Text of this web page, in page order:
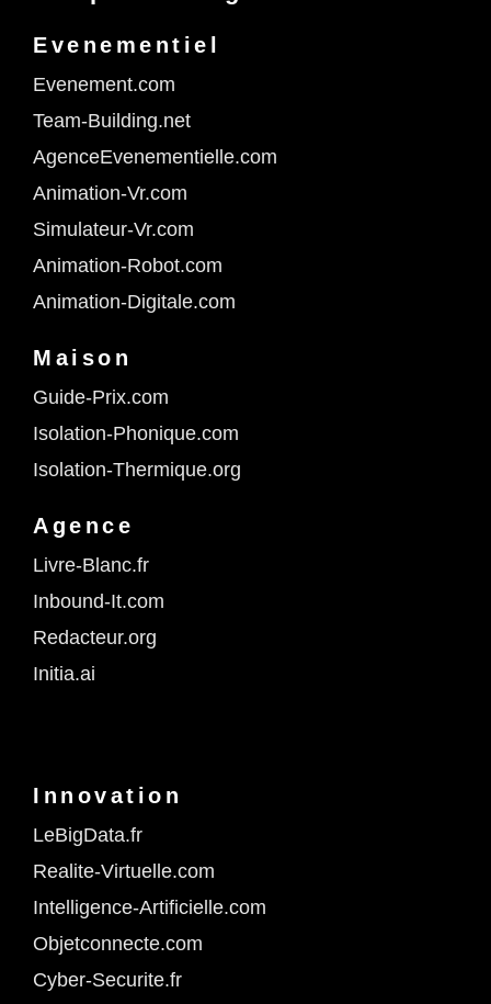
Evenementiel
Evenement.com
Team-Building.net
AgenceEvenementielle.com
Animation-Vr.com
Simulateur-Vr.com
Animation-Robot.com
Animation-Digitale.com
Maison
Guide-Prix.com
Isolation-Phonique.com
Isolation-Thermique.org
Agence
Livre-Blanc.fr
Inbound-It.com
Redacteur.org
Initia.ai
Innovation
LeBigData.fr
Realite-Virtuelle.com
Intelligence-Artificielle.com
Objetconnecte.com
Cyber-Securite.fr